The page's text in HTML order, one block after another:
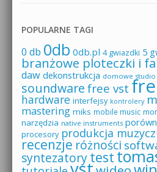
POPULARNE TAGI
0 db 0db 0db.pl 4 gwiazdki 5
branżowe ploteczki i
daw dekonstrukcja domowe studio
soundware free vst
hardware interfejsy kontrolery
mastering miks mobile music
narzędzia native instruments
procesory produkcja
recenzje różności
syntezatorytest